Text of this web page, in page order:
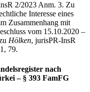
2/2023 Anm. 3. Zu
Interesse eines
Zusammenhang mit
vom 15.10.2020 –
Hölken, jurisPR-InsR
79.
nach
– § 393 FamFG